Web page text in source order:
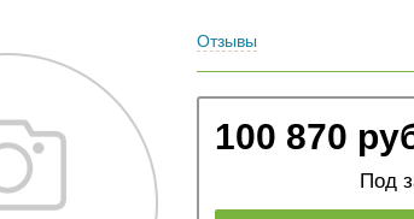
Отзывы
100 870
Под